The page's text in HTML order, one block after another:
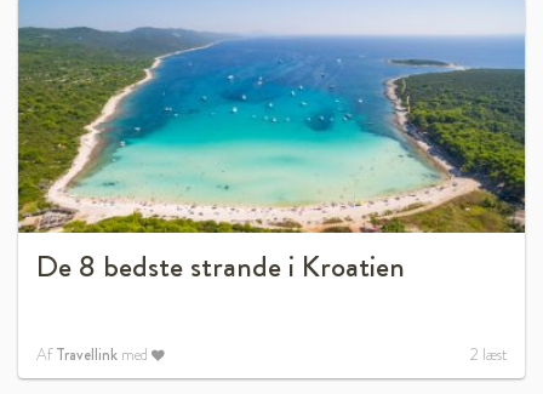
De 8 bedste strande i Kroatien
AfTravellink med 2 læst